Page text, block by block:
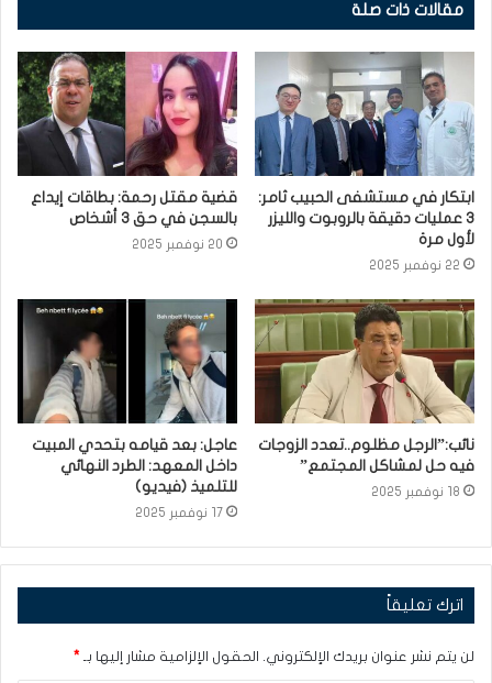
مقالات ذات صلة
ابتكار في مستشفى الحبيب ثامر:
3 عمليات دقيقة بالروبوت والليزر
لأول مرة
22 نوفمبر 2025
قضية مقتل رحمة: بطاقات إيداع
بالسجن في حق 3 أشخاص
20 نوفمبر 2025
نائب:”الرجل مظلوم..تعدد الزوجات
فيه حل لمشاكل المجتمع”
18 نوفمبر 2025
عاجل: بعد قيامه بتحدي المبيت
داخل المعهد: الطرد النهائي
للتلميذ (فيديو)
17 نوفمبر 2025
اترك تعليقاً
لن يتم نشر عنوان بريدك الإلكتروني. الحقول الإلزامية مشار إليها بـ *